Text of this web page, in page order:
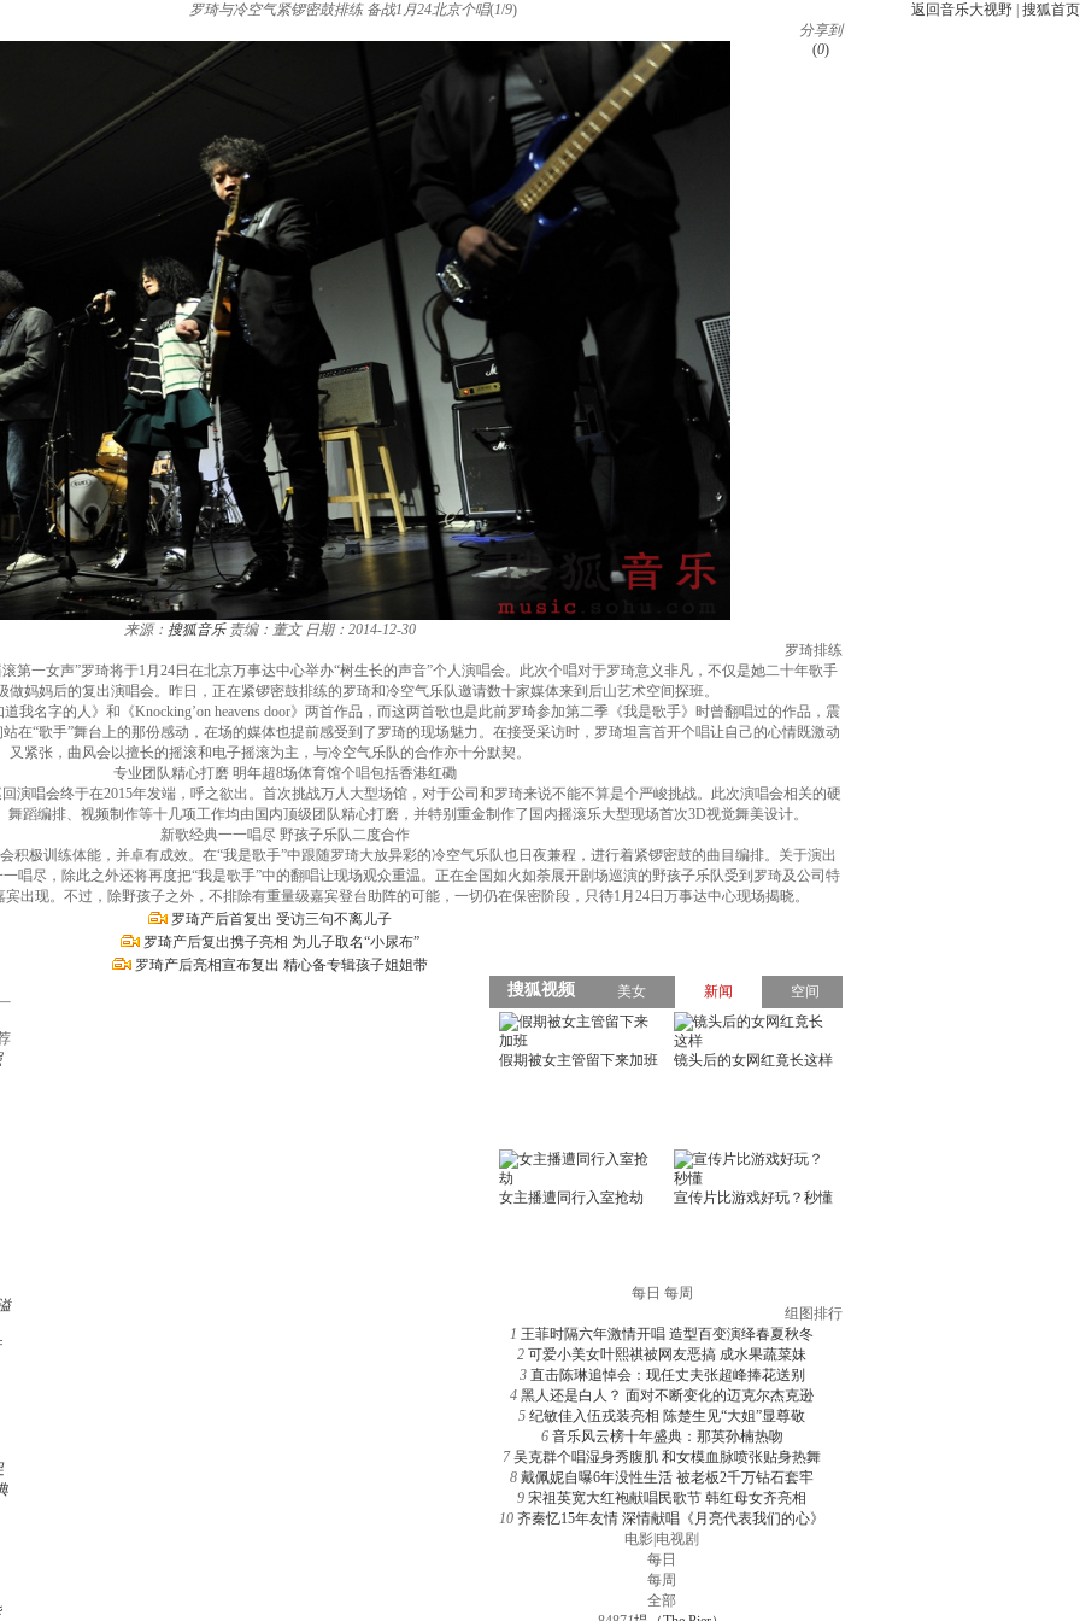
返回音乐大视野 搜狐首页
罗琦与冷空气紧锣密鼓排练 备战1月24北京个唱(1/9)
分享到
(0)
来源： 搜狐音乐 责编：董文 日期：2014-12-30
罗琦排练
第一女声”罗琦将于1月24日在北京万事达中心举办“树生长的声音”个人演唱会。此次个唱对于罗琦意义非凡，不仅是她二十年歌手
做妈妈后的复出演唱会。昨日，正在紧锣密鼓排练的罗琦和冷空气乐队邀请数十家媒体来到后山艺术空间探班。
字的人》和《Knocking’on heavens door》两首作品，而这两首歌也是此前罗琦参加第二季《我是歌手》时曾翻唱过的作品，震
在“歌手”舞台上的那份感动，在场的媒体也提前感受到了罗琦的现场魅力。在接受采访时，罗琦坦言首开个唱让自己的心情既激动
又紧张，曲风会以擅长的摇滚和电子摇滚为主，与冷空气乐队的合作亦十分默契。
专业团队精心打磨 明年超8场体育馆个唱包括香港红磡
会终于在2015年发端，呼之欲出。首次挑战万人大型场馆，对于公司和罗琦来说不能不算是个严峻挑战。此次演唱会相关的硬
蹈编排、视频制作等十几项工作均由国内顶级团队精心打磨，并特别重金制作了国内摇滚乐大型现场首次3D视觉舞美设计。
新歌经典一一唱尽 野孩子乐队二度合作
训练体能，并卓有成效。在“我是歌手”中跟随罗琦大放异彩的冷空气乐队也日夜兼程，进行着紧锣密鼓的曲目编排。关于演出
唱尽，除此之外还将再度把“我是歌手”中的翻唱让现场观众重温。正在全国如火如荼展开剧场巡演的野孩子乐队受到罗琦及公司特
出现。不过，除野孩子之外，不排除有重量级嘉宾登台助阵的可能，一切仍在保密阶段，只待1月24日万事达中心现场揭晓。
罗琦产后首复出 受访三句不离儿子
罗琦产后复出携子亮相 为儿子取名“小尿布”
罗琦产后亮相宣布复出 精心备专辑孩子姐姐带
每日 每周
组图排行
1 王菲时隔六年激情开唱 造型百变演绎春夏秋冬
2 可爱小美女叶熙祺被网友恶搞 成水果蔬菜妹
3 直击陈琳追悼会：现任丈夫张超峰捧花送别
4 黑人还是白人？ 面对不断变化的迈克尔杰克逊
5 纪敏佳入伍戎装亮相 陈楚生见“大姐”显尊敬
6 音乐风云榜十年盛典：那英孙楠热吻
7 吴克群个唱湿身秀腹肌 和女模血脉喷张贴身热舞
8 戴佩妮自曝6年没性生活 被老板2千万钻石套牢
9 宋祖英宽大红袍献唱民歌节 韩红母女齐亮相
10 齐秦忆15年友情 深情献唱《月亮代表我们的心》
电影 电视剧
每日
每周
全部